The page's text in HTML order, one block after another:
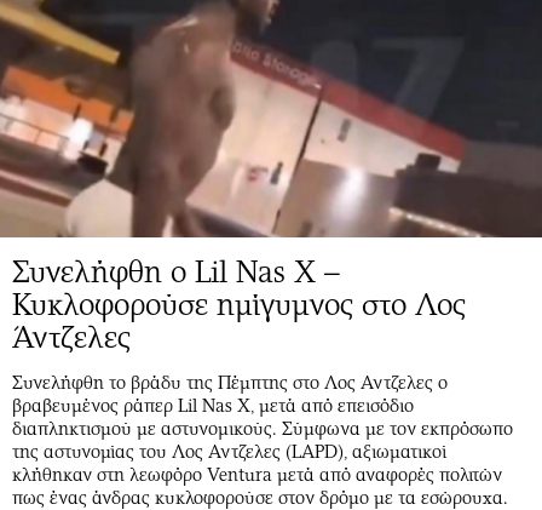
Συνελήφθη ο Lil Nas X –
Κυκλοφορούσε ημίγυμνος στο Λος
Άντζελες
Συνελήφθη το βράδυ της Πέμπτης στο Λος Αντζελες ο
βραβευμένος ράπερ Lil Nas X, μετά από επεισόδιο
διαπληκτισμού με αστυνομικούς. Σύμφωνα με τον εκπρόσωπο
της αστυνομίας του Λος Αντζελες (LAPD), αξιωματικοί
κλήθηκαν στη λεωφόρο Ventura μετά από αναφορές πολιτών
πως ένας άνδρας κυκλοφορούσε στον δρόμο με τα εσώρουχα.